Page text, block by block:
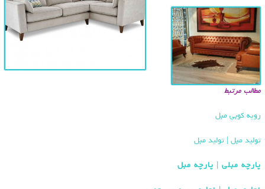
مطالب مرتبط
رویه کوبی مبل
تولید مبل | تولید مبل
پارچه مبلی | پارچه مبل